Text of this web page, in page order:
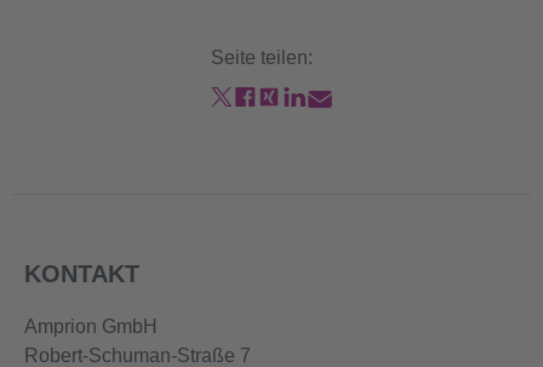
Seite teilen:
KONTAKT
Amprion GmbH
Robert-Schuman-Straße 7